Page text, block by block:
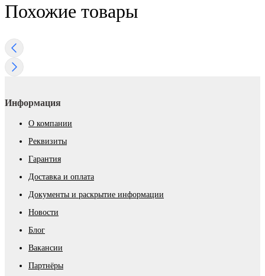
Похожие товары
Информация
О компании
Реквизиты
Гарантия
Доставка и оплата
Документы и раскрытие информации
Новости
Блог
Вакансии
Партнёры